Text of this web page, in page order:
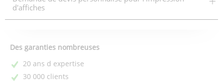
d'affiches
Des garanties nombreuses
20 ans d expertise
30 000 clients